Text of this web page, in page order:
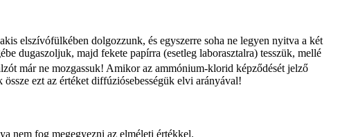
elszívófülkében dolgozzunk, és egyszerre soha ne legyen nyitva a két
dugaszoljuk, majd fekete papírra (esetleg laborasztalra) tesszük, mellé
már ne mozgassuk! Amikor az ammónium-klorid képződését jelző
ezt az értéket diffúziósebességük elvi arányával!
nem fog megegyezni az elméleti értékkel.